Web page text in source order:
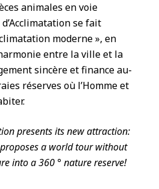
animales en voie
se fait
moderne », en
entre la ville et la
sincère et finance au-
réserves où l’Homme et
presents its new attraction:
a world tour without
into a 360 ° nature reserve!